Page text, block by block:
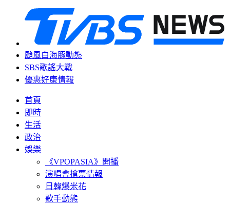
颱風白海豚動態
SBS歌謠大戰
優惠好康情報
首頁
即時
生活
政治
娛樂
《VPOPASIA》開播
演唱會搶票情報
日韓爆米花
歌手動態